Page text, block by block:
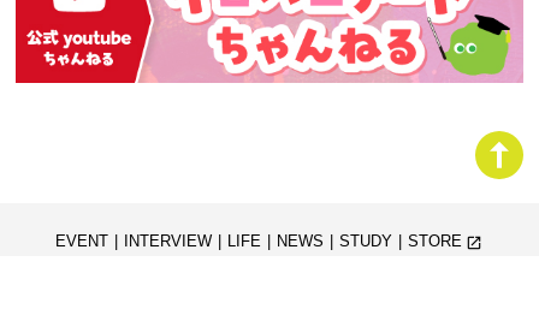
EVENT INTERVIEW LIFE NEWS STUDY STORE launch